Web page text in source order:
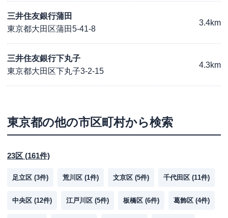
三井住友銀行蒲田
東京都大田区蒲田5-41-8
3.4km
三井住友銀行下丸子
東京都大田区下丸子3-2-15
4.3km
東京都の他の市区町村から検索
23区 (161件)
足立区 (3件) 荒川区 (1件) 文京区 (5件) 千代田区 (11件)
中央区 (12件) 江戸川区 (5件) 板橋区 (6件) 葛飾区 (4件)